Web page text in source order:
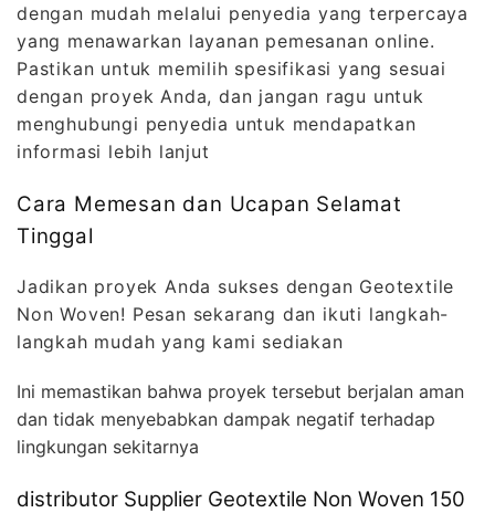
dengan mudah melalui penyedia yang terpercaya
yang menawarkan layanan pemesanan online.
Pastikan untuk memilih spesifikasi yang sesuai
dengan proyek Anda, dan jangan ragu untuk
menghubungi penyedia untuk mendapatkan
informasi lebih lanjut
Cara Memesan dan Ucapan Selamat
Tinggal
Jadikan proyek Anda sukses dengan Geotextile
Non Woven! Pesan sekarang dan ikuti langkah-
langkah mudah yang kami sediakan
Ini memastikan bahwa proyek tersebut berjalan aman
dan tidak menyebabkan dampak negatif terhadap
lingkungan sekitarnya
distributor Supplier Geotextile Non Woven 150